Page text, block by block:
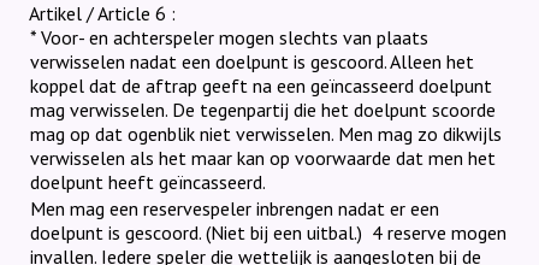
Artikel / Article 6 :
* Voor- en achterspeler mogen slechts van plaats
verwisselen nadat een doelpunt is gescoord. Alleen het
koppel dat de aftrap geeft na een geïncasseerd doelpunt
mag verwisselen. De tegenpartij die het doelpunt scoorde
mag op dat ogenblik niet verwisselen. Men mag zo dikwijls
verwisselen als het maar kan op voorwaarde dat men het
doelpunt heeft geïncasseerd.
Men mag een reservespeler inbrengen nadat er een
doelpunt is gescoord. (Niet bij een uitbal.) 4 reserve mogen
invallen. Iedere speler die wettelijk is aangesloten bij de